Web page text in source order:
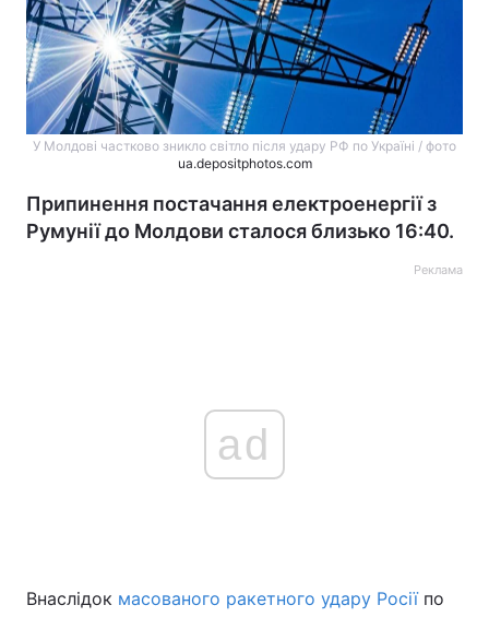
У Молдові частково зникло світло після удару РФ по Україні / фото
ua.depositphotos.com
Припинення постачання електроенергії з
Румунії до Молдови сталося близько 16:40.
Реклама
ad
Внаслідок масованого ракетного удару Росіїпо